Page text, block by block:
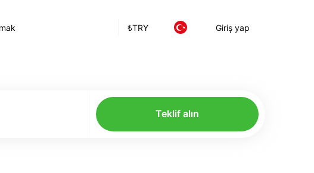
₺TRY Giriş yap
Teklif alın